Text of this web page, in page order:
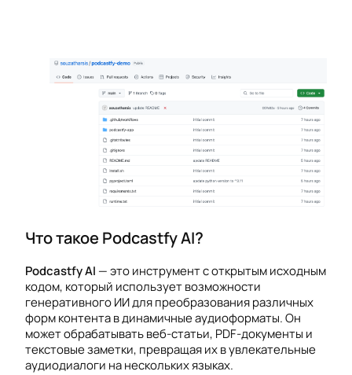
Что такое Podcastfy AI?
Podcastfy AI — это инструмент с открытым исходным
кодом, который использует возможности
генеративного ИИ для преобразования различных
форм контента в динамичные аудиоформаты. Он
может обрабатывать веб-статьи, PDF-документы и
текстовые заметки, превращая их в увлекательные
аудиодиалоги на нескольких языках.